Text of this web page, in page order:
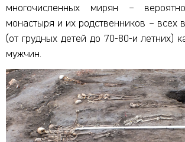
многочисленных мирян –
монастыря и их родственников – всех
(от грудных детей до 70-80-и летних)
мужчин.